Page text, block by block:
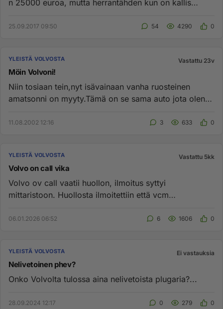
n 25000 euroa, mutta herrantähden kun on kallis
25.09.2017 09:50 54 4290 0
YLEISTÄ VOLVOSTA Vastattu 23v
Möin Volvoni!
Niin tosiaan tein,nyt isävainaan vanha ruosteinen
amatsonni on myyty.Tämä on se sama auto jota olen
11.08.2002 12:16 3 633 0
YLEISTÄ VOLVOSTA Vastattu 5kk
Volvo on call vika
Volvo ov call vaatii huollon, ilmoitus syttyi
mittaristoon. Huollosta ilmoitettiin että vcm
06.01.2026 06:52 6 1606 0
YLEISTÄ VOLVOSTA Ei vastauksia
Nelivetoinen phev?
Onko Volvolta tulossa aina nelivetoista plugaria?...
28.09.2024 12:17 0 279 0